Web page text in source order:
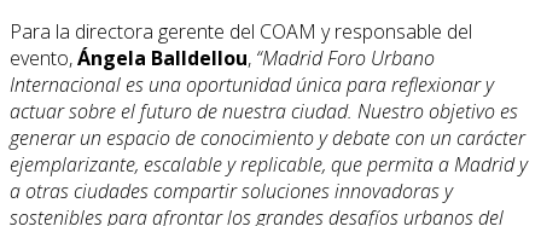
Para la directora gerente del COAM y responsable del
evento,Ángela Balldellou, “Madrid Foro Urbano
Internacional es una oportunidad única para reflexionar y
actuar sobre el futuro de nuestra ciudad. Nuestro objetivo es
generar un espacio de conocimiento y debate con un carácter
ejemplarizante, escalable y replicable, que permita a Madrid y
a otras ciudades compartir soluciones innovadoras y
sostenibles para afrontar los grandes desafíos urbanos del